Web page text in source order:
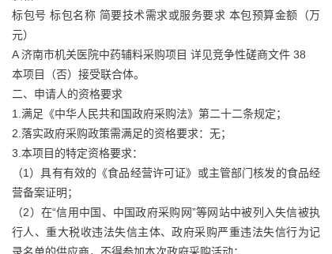
标包号 标包名称 简要技术需求或服务要求 本包预算金额（万
元）
A 济南市机关医院中药辅料采购项目 详见竞争性磋商文件 38
本项目（否）接受联合体。
二、申请人的资格要求
1.满足《中华人民共和国政府采购法》第二十二条规定；
2.落实政府采购政策需满足的资格要求：无；
3.本项目的特定资格要求：
（1）具有有效的《食品经营许可证》或主管部门核发的食品经
营备案证明；
（2）在“信用中国、中国政府采购网”等网站中被列入失信被执
行人、重大税收违法失信主体、政府采购严重违法失信行为记